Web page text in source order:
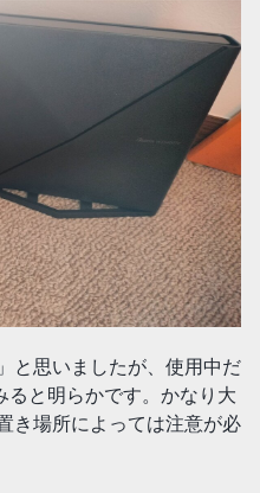
と思いましたが、使用中だ
と明らかです。かなり大
き場所によっては注意が必